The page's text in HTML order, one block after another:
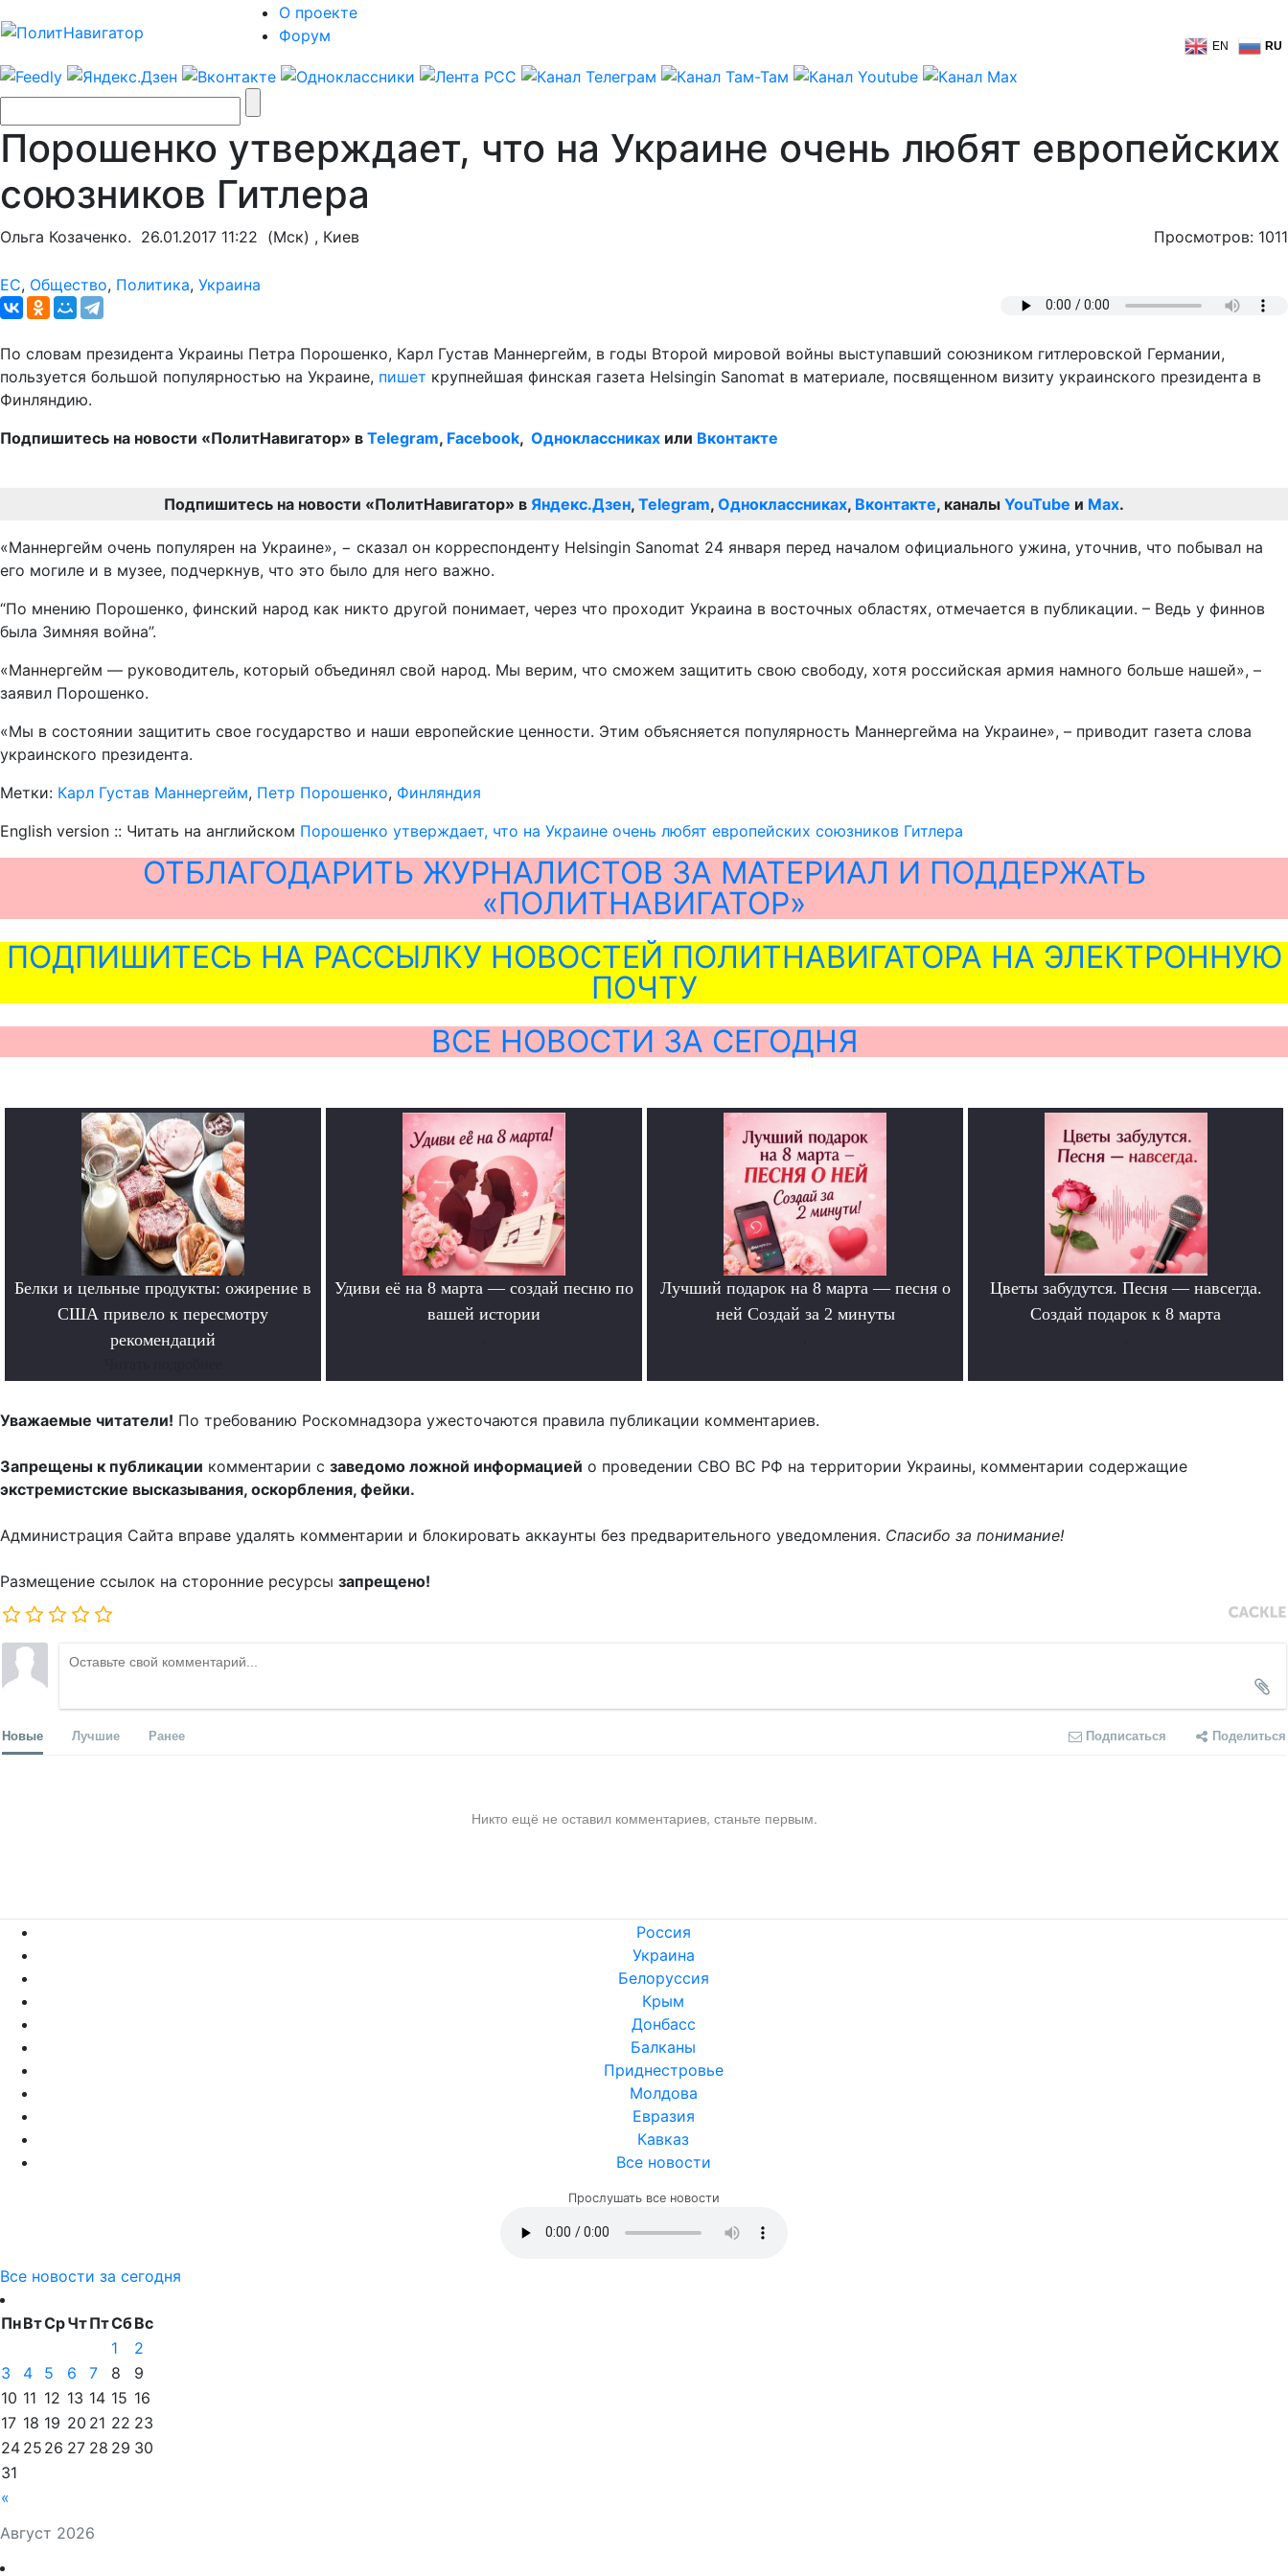
О проекте
Форум
EN RU
Порошенко утверждает, что на Украине очень любят европейских
союзников Гитлера
Ольга Козаченко. 26.01.2017 11:22 (Мск) , Киев Просмотров: 1011
ЕС, Общество, Политика, Украина
По словам президента Украины Петра Порошенко, Карл Густав Маннергейм, в годы Второй мировой войны выступавший союзником гитлеровской Германии,
пользуется большой популярностью на Украине, пишет крупнейшая финская газета Helsingin Sanomat в материале, посвященном визиту украинского президента в
Финляндию.
Подпишитесь на новости «ПолитНавигатор» в Telegram, Facebook, Одноклассниках или Вконтакте
Подпишитесь на новости «ПолитНавигатор» в Яндекс.Дзен, Telegram, Одноклассниках, Вконтакте, каналы YouTube и Max.
«Маннергейм очень популярен на Украине», − сказал он корреспонденту Helsingin Sanomat 24 января перед началом официального ужина, уточнив, что побывал на
его могиле и в музее, подчеркнув, что это было для него важно.
“По мнению Порошенко, финский народ как никто другой понимает, через что проходит Украина в восточных областях, отмечается в публикации. – Ведь у финнов
была Зимняя война”.
«Маннергейм — руководитель, который объединял свой народ. Мы верим, что сможем защитить свою свободу, хотя российская армия намного больше нашей», –
заявил Порошенко.
«Мы в состоянии защитить свое государство и наши европейские ценности. Этим объясняется популярность Маннергейма на Украине», – приводит газета слова
украинского президента.
Метки: Карл Густав Маннергейм, Петр Порошенко, Финляндия
English version :: Читать на английском Порошенко утверждает, что на Украине очень любят европейских союзников Гитлера
ОТБЛАГОДАРИТЬ ЖУРНАЛИСТОВ ЗА МАТЕРИАЛ И ПОДДЕРЖАТЬ
«ПОЛИТНАВИГАТОР»
ПОДПИШИТЕСЬ НА РАССЫЛКУ НОВОСТЕЙ ПОЛИТНАВИГАТОРА НА ЭЛЕКТРОННУЮ
ПОЧТУ
ВСЕ НОВОСТИ ЗА СЕГОДНЯ
Белки и цельные продукты: ожирение в
США привело к пересмотру
рекомендаций
Удиви её на 8 марта — создай песню по
вашей истории
Лучший подарок на 8 марта — песня о
ней Создай за 2 минуты
Цветы забудутся. Песня — навсегда.
Создай подарок к 8 марта
Уважаемые читатели! По требованию Роскомнадзора ужесточаются правила публикации комментариев.
Запрещены к публикации комментарии с заведомо ложной информацией о проведении СВО ВС РФ на территории Украины, комментарии содержащие
экстремистские высказывания, оскорбления, фейки.
Администрация Сайта вправе удалять комментарии и блокировать аккаунты без предварительного уведомления. Спасибо за понимание!
Размещение ссылок на сторонние ресурсы запрещено!
Новые Лучшие Ранее Подписаться Поделиться
Никто ещё не оставил комментариев, станьте первым.
Россия
Украина
Белоруссия
Крым
Донбасс
Балканы
Приднестровье
Молдова
Евразия
Кавказ
Все новости
Прослушать все новости
Все новости за сегодня
Август 2026
ПнВтСрЧтПтСбВс
«
1
2
3
4 5 6 7 8
9
10 11 12 13 14 15 16
17 18 19 20 21 22 23
24 25 26 27 28 29 30
31